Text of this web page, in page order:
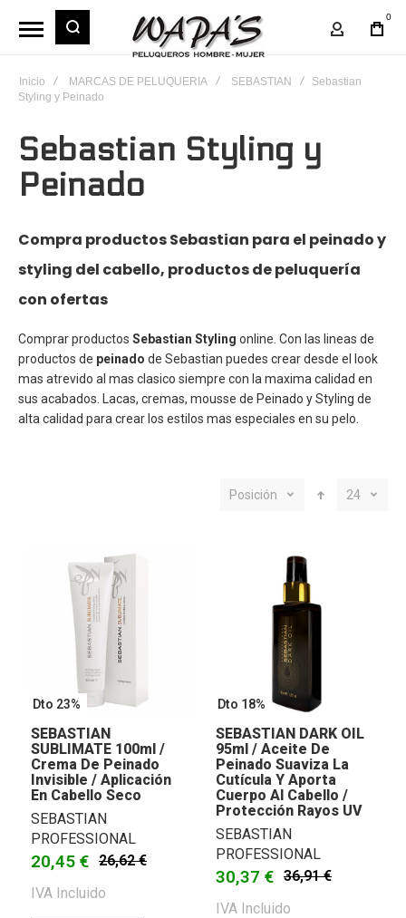
Mi
0
Inicio MARCAS DE PELUQUERIA SEBASTIAN
Sebastian
Styling y Peinado
Sebastian Styling y
Peinado
Compra productos Sebastian para el peinado y
styling del cabello, productos de peluquería
con ofertas
Comprar productos Sebastian Styling online. Con las lineas de
productos de peinado de Sebastian puedes crear desde el look
mas atrevido al mas clasico siempre con la maxima calidad en
sus acabados. Lacas, cremas, mousse de Peinado y Styling de
alta calidad para crear los estilos mas especiales en su pelo.
Posición 24
Dto 23%
SEBASTIAN
SUBLIMATE 100ml /
Crema De Peinado
Invisible / Aplicación
En Cabello Seco
SEBASTIAN
PROFESSIONAL
20,45 € 26,62 €
IVA Incluido
Dto 18%
SEBASTIAN DARK OIL
95ml / Aceite De
Peinado Suaviza La
Cutícula Y Aporta
Cuerpo Al Cabello /
Protección Rayos UV
SEBASTIAN
PROFESSIONAL
30,37 € 36,91 €
IVA Incluido